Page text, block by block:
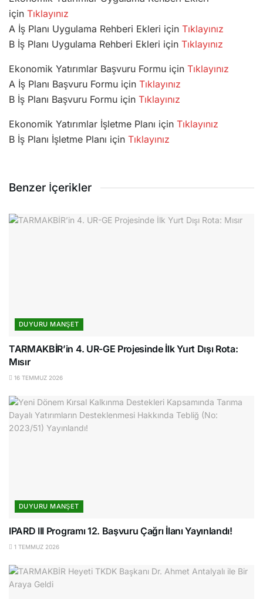
için Tıklayınız
A İş Planı Uygulama Rehberi Ekleri için Tıklayınız
B İş Planı Uygulama Rehberi Ekleri için Tıklayınız
Ekonomik Yatırımlar Başvuru Formu için Tıklayınız
A İş Planı Başvuru Formu için Tıklayınız
B İş Planı Başvuru Formu için Tıklayınız
Ekonomik Yatırımlar İşletme Planı için Tıklayınız
B İş Planı İşletme Planı için Tıklayınız
Benzer İçerikler
DUYURU MANŞET
TARMAKBİR’in 4. UR-GE Projesinde İlk Yurt Dışı Rota:
Mısır
16 TEMMUZ 2026
DUYURU MANŞET
IPARD III Programı 12. Başvuru Çağrı İlanı Yayınlandı!
1 TEMMUZ 2026